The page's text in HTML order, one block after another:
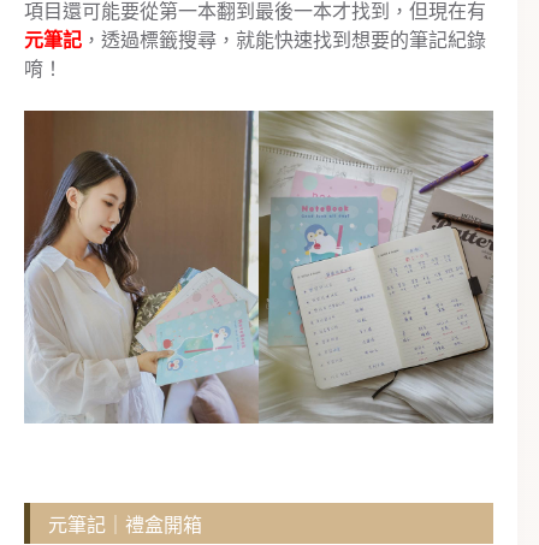
項目還可能要從第一本翻到最後一本才找到，但現在有
元筆記 ，透過標籤搜尋，就能快速找到想要的筆記紀錄
唷！
元筆記｜禮盒開箱